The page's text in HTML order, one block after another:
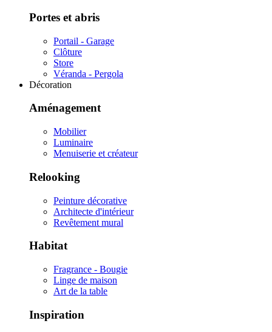
Portes et abris
Portail - Garage
Clôture
Store
Véranda - Pergola
Décoration
Aménagement
Mobilier
Luminaire
Menuiserie et créateur
Relooking
Peinture décorative
Architecte d'intérieur
Revêtement mural
Habitat
Fragrance - Bougie
Linge de maison
Art de la table
Inspiration